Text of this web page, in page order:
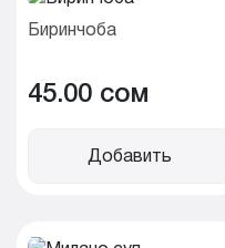
Биринчоба
45.00 cом
Добавить